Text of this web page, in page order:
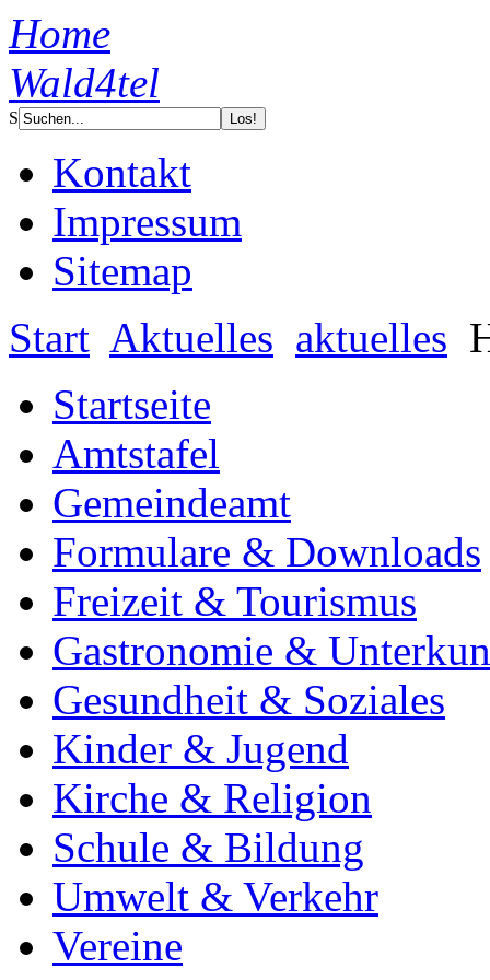
Home
Wald4tel
S
Kontakt
Impressum
Sitemap
Start Aktuelles aktuelles
Startseite
Amtstafel
Gemeindeamt
Formulare & Downloads
Freizeit & Tourismus
Gastronomie &
Gesundheit & Soziales
Kinder & Jugend
Kirche & Religion
Schule & Bildung
Umwelt & Verkehr
Vereine